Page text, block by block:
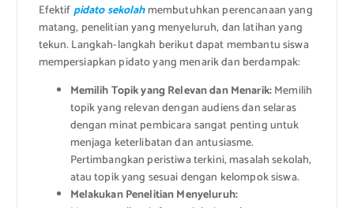
Efektifpidato sekolahmembutuhkan perencanaan yang
matang, penelitian yang menyeluruh, dan latihan yang
tekun. Langkah-langkah berikut dapat membantu siswa
mempersiapkan pidato yang menarik dan berdampak:
Memilih Topik yang Relevan dan Menarik:Memilih
topik yang relevan dengan audiens dan selaras
dengan minat pembicara sangat penting untuk
menjaga keterlibatan dan antusiasme.
Pertimbangkan peristiwa terkini, masalah sekolah,
atau topik yang sesuai dengan kelompok siswa.
Melakukan Penelitian Menyeluruh: